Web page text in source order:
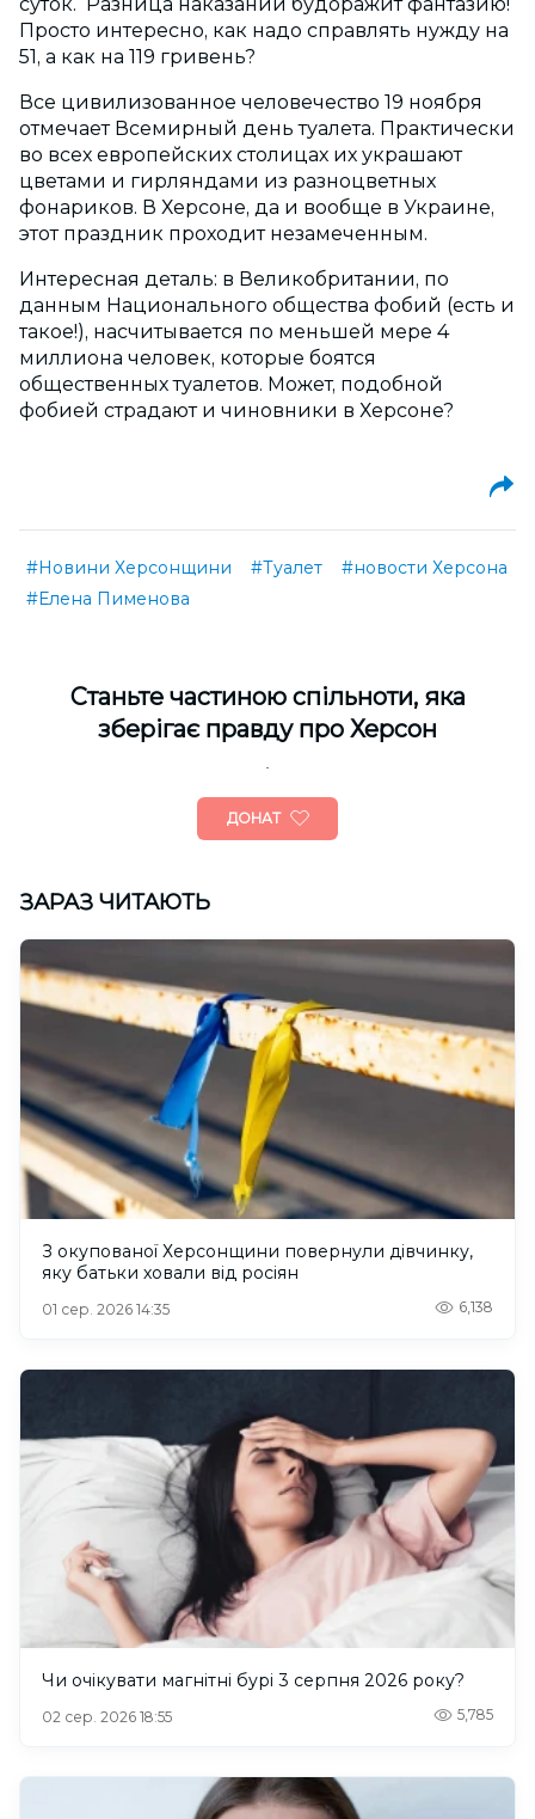
суток. Разница наказаний будоражит фантазию!
Просто интересно, как надо справлять нужду на
51, а как на 119 гривень?
Все цивилизованное человечество 19 ноября
отмечает Всемирный день туалета. Практически
во всех европейских столицах их украшают
цветами и гирляндами из разноцветных
фонариков. В Херсоне, да и вообще в Украине,
этот праздник проходит незамеченным.
Интересная деталь: в Великобритании, по
данным Национального общества фобий (есть и
такое!), насчитывается по меньшей мере 4
миллиона человек, которые боятся
общественных туалетов. Может, подобной
фобией страдают и чиновники в Херсоне?
#Новини Херсонщини #Туалет
#новости Херсона
#Елена Пименова
Cтаньте частиною спільноти, яка
зберігає правду про Херсон
ДОНАТ
ЗАРАЗ ЧИТАЮТЬ
З окупованої Херсонщини повернули дівчинку,
яку батьки ховали від росіян
01 сер. 2026 14:35 6,138
Чи очікувати магнітні бурі 3 серпня 2026 року?
02 сер. 2026 18:55 5,785